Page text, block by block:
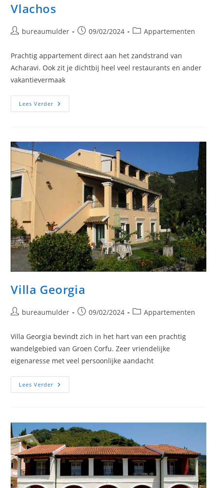
Vlachos
Berichtbureaumulder
Bericht
op:
09/02/2024 Berichtcategorie:
Appartementen
Prachtig appartement direct aan het zandstrand van
Acharavi. Ook zit je dichtbij heel veel restaurants en ander
vakantievermaak
Lees VerderVlachos
Villa Georgia
Berichtbureaumulder
Bericht
op:
09/02/2024 Berichtcategorie:
Appartementen
Villa Georgia bevindt zich in het hart van een prachtig
wandelgebied van Groen Corfu. Zeer vriendelijke
eigenaresse met veel persoonlijke aandacht
Lees VerderVilla
Georgia